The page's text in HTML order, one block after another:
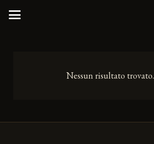
Nessun risultato trovato.